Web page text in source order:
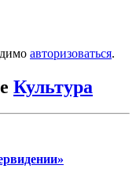
авторизоваться.
Культура